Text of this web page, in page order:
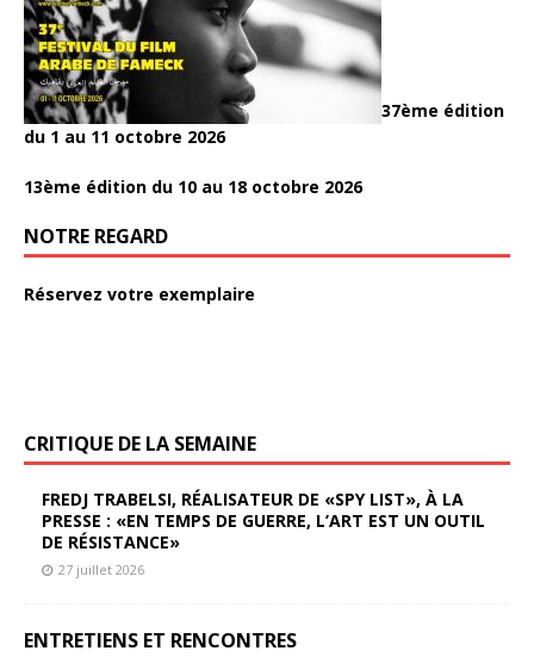
37ème édition
du 1 au 11 octobre 2026
13ème édition du 10 au 18 octobre 2026
NOTRE REGARD
Réservez votre exemplaire
CRITIQUE DE LA SEMAINE
FREDJ TRABELSI, RÉALISATEUR DE «SPY LIST», À LA
PRESSE : «EN TEMPS DE GUERRE, L’ART EST UN OUTIL
DE RÉSISTANCE»
27 juillet 2026
ENTRETIENS ET RENCONTRES